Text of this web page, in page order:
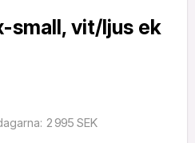
small, vit/ljus ek
2 995 SEK